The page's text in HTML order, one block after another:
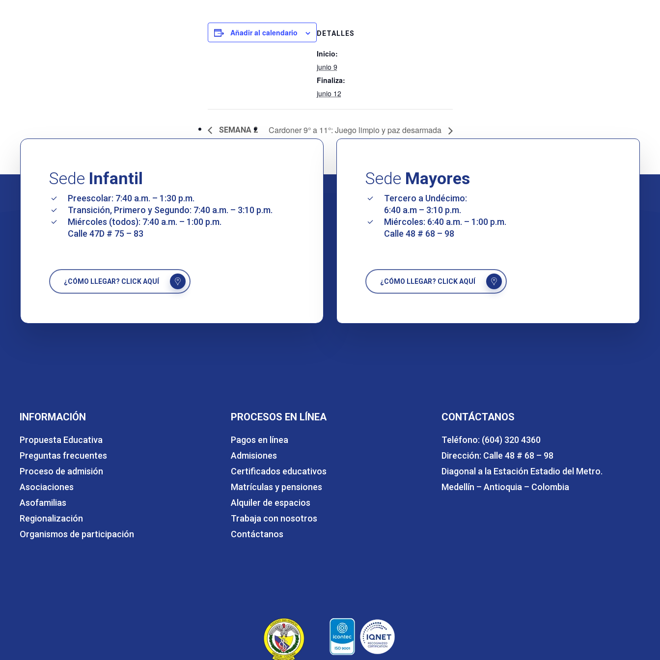
Añadir al calendario DETALLES
Inicio:
junio 9
Finaliza:
junio 12
SEMANA 2 Cardoner 9° a 11°: Juego limpio y paz desarmada
Sede Infantil
Preescolar: 7:40 a.m. – 1:30 p.m.
Transición, Primero y Segundo: 7:40 a.m. – 3:10 p.m.
Miércoles (todos): 7:40 a.m. – 1:00 p.m.
Calle 47D # 75 – 83
¿CÓMO LLEGAR? CLICK AQUÍ
Sede Mayores
Tercero a Undécimo:
6:40 a.m – 3:10 p.m.
Miércoles: 6:40 a.m. – 1:00 p.m.
Calle 48 # 68 – 98
¿CÓMO LLEGAR? CLICK AQUÍ
INFORMACIÓN
Propuesta Educativa
Preguntas frecuentes
Proceso de admisión
Asociaciones
Asofamilias
Regionalización
Organismos de participación
PROCESOS EN LÍNEA
Pagos en línea
Admisiones
Certificados educativos
Matrículas y pensiones
Alquiler de espacios
Trabaja con nosotros
Contáctanos
CONTÁCTANOS
Teléfono: (604) 320 4360
Dirección: Calle 48 # 68 – 98
Diagonal a la Estación Estadio del Metro.
Medellín – Antioquia – Colombia